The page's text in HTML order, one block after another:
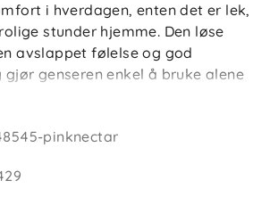
i hverdagen, enten det er lek,
stunder hjemme. Den løse
avslappet følelse og god
genseren enkel å bruke alene
en t-skjorte.
av økologisk bomull og
og mykhet. Den diskrete
pinknectar